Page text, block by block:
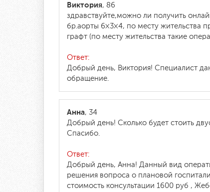
Виктория, 86
здравствуйте,можно ли получить
бр.аорты 6×3×4, по месту жительства
графт (по месту жительства такие
Ответ:
Добрый день, Виктория! Специалист
обращение.
Анна, 34
Добрый день! Сколько будет стоить
Спасибо.
Ответ:
Добрый день, Анна! Данный вид
решения вопроса о плановой
стоимость консультации 1600 руб ,